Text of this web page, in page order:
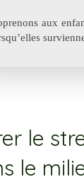
aux
le
le